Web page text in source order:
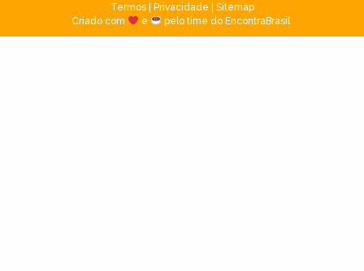
Termos| Privacidade
Sitemap
Criado com
e pelo time do EncontraBrasil